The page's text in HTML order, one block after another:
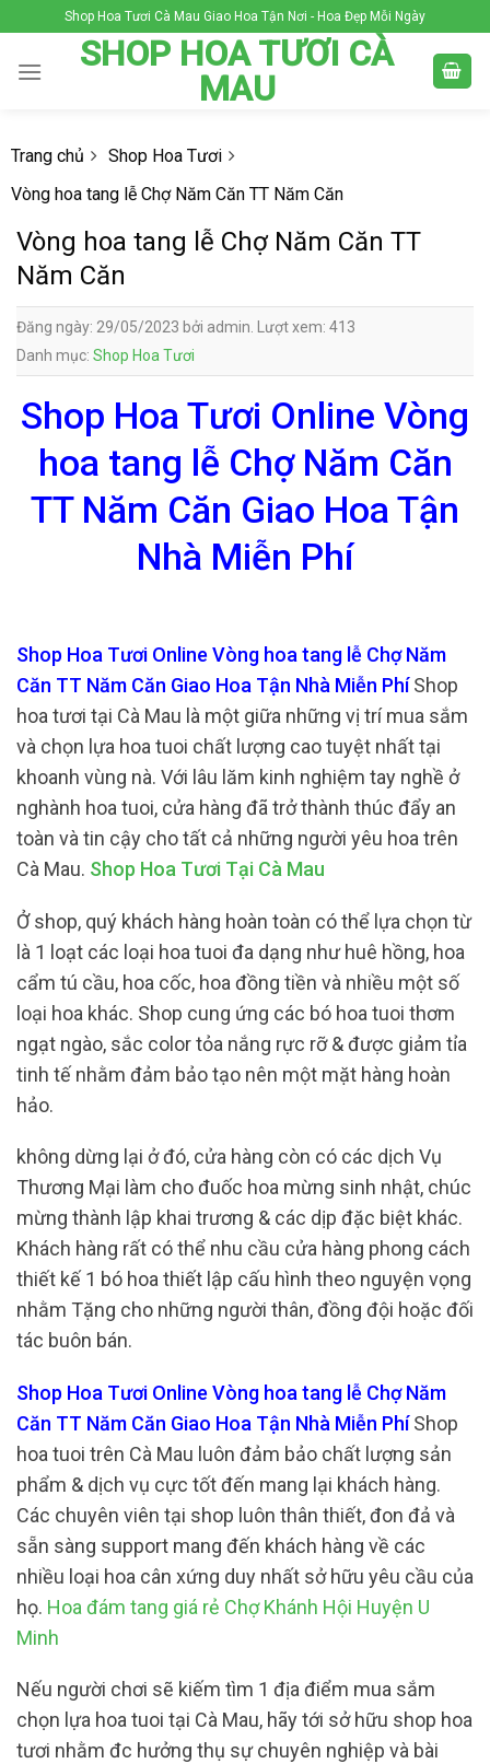
to
content
Shop Hoa Tươi Cà Mau Giao Hoa Tận Nơi - Hoa Đẹp Mỗi Ngày
SHOP HOA TƯƠI CÀ
MAU
Trang chủ
Shop Hoa Tươi
Vòng hoa tang lễ Chợ Năm Căn TT Năm Căn
Vòng hoa tang lễ Chợ Năm Căn TT
Năm Căn
Đăng ngày: 29/05/2023 bởi admin. Lượt xem: 413
Danh mục: Shop Hoa Tươi
Shop Hoa Tươi Online Vòng
hoa tang lễ Chợ Năm Căn
TT Năm Căn Giao Hoa Tận
Nhà Miễn Phí
Shop Hoa Tươi Online Vòng hoa tang lễ Chợ Năm
Căn TT Năm Căn Giao Hoa Tận Nhà Miễn PhíShop
hoa tươi tại Cà Mau là một giữa những vị trí mua sắm
và chọn lựa hoa tuoi chất lượng cao tuyệt nhất tại
khoanh vùng nà. Với lâu lăm kinh nghiệm tay nghề ở
nghành hoa tuoi, cửa hàng đã trở thành thúc đẩy an
toàn và tin cậy cho tất cả những người yêu hoa trên
Cà Mau. Shop Hoa Tươi Tại Cà Mau
Ở shop, quý khách hàng hoàn toàn có thể lựa chọn từ
là 1 loạt các loại hoa tuoi đa dạng như huê hồng, hoa
cẩm tú cầu, hoa cốc, hoa đồng tiền và nhiều một số
loại hoa khác. Shop cung ứng các bó hoa tuoi thơm
ngạt ngào, sắc color tỏa nắng rực rỡ & được giảm tỉa
tinh tế nhằm đảm bảo tạo nên một mặt hàng hoàn
hảo.
không dừng lại ở đó, cửa hàng còn có các dịch Vụ
Thương Mại làm cho đuốc hoa mừng sinh nhật, chúc
mừng thành lập khai trương & các dịp đặc biệt khác.
Khách hàng rất có thể nhu cầu cửa hàng phong cách
thiết kế 1 bó hoa thiết lập cấu hình theo nguyện vọng
nhằm Tặng cho những người thân, đồng đội hoặc đối
tác buôn bán.
Shop Hoa Tươi Online Vòng hoa tang lễ Chợ Năm
Căn TT Năm Căn Giao Hoa Tận Nhà Miễn PhíShop
hoa tuoi trên Cà Mau luôn đảm bảo chất lượng sản
phẩm & dịch vụ cực tốt đến mang lại khách hàng.
Các chuyên viên tại shop luôn thân thiết, đon đả và
sẵn sàng support mang đến khách hàng về các
nhiều loại hoa cân xứng duy nhất sở hữu yêu cầu của
họ. Hoa đám tang giá rẻ Chợ Khánh Hội Huyện U
Minh
Nếu người chơi sẽ kiếm tìm 1 địa điểm mua sắm
chọn lựa hoa tuoi tại Cà Mau, hãy tới sở hữu shop hoa
tươi nhằm đc hưởng thụ sự chuyên nghiệp và bài